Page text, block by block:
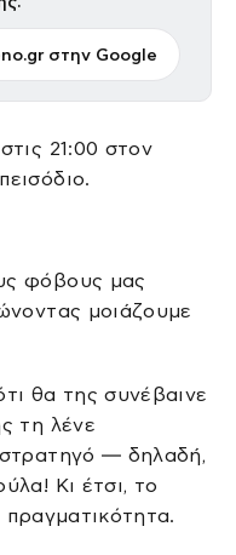
στην Google
21:00 στον
φόβους μας
μοιάζουμε
θα της συνέβαινε
τη λένε
στρατηγό — δηλαδή,
Κι έτσι, το
πραγματικότητα.